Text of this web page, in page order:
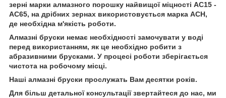
зерні марки алмазного порошку найвищої міцності АС15 -
АС65, на дрібних зернах використовується марка АСН,
де необхідна м'якість роботи.
Алмазні бруски немає необхідності замочувати у воді
перед використанням, як це необхідно робити з
абразивними брусками. У процесі роботи зберігається
чистота на робочому місці.
Наші алмазні бруски прослужать Вам десятки років.
Для більш детальної консультації звертайтеся до нас, ми